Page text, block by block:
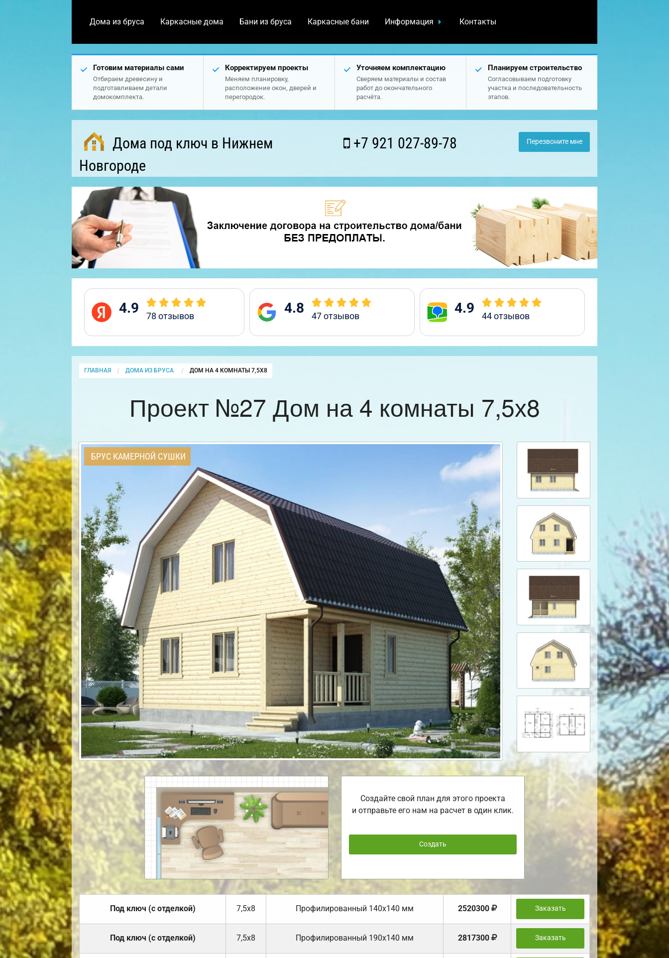
Дома из бруса Каркасные дома Бани из бруса Каркасные бани Информация Контакты
Готовим материалы сами
Отбираем древесину и
подготавливаем детали
домокомплекта.
Корректируем проекты
Меняем планировку,
расположение окон, дверей и
перегородок.
Уточняем комплектацию
Сверяем материалы и состав
работ до окончательного
расчёта.
Планируем строительство
Согласовываем подготовку
участка и последовательность
этапов.
Дома под ключ в Нижнем
Новгороде
+7 921 027-89-78 Перезвоните мне
4.9 78 отзывов 4.8 47отзывов 4.9 44отзывов
ГЛАВНАЯ ДОМА ИЗ БРУСА CURRENT:
ДОМ НА 4 КОМНАТЫ 7,5Х8
Проект №27 Дом на 4 комнаты 7,5х8
БРУС КАМЕРНОЙ СУШКИ
Создайте свой план для этого проекта
и отправьте его нам на расчет в один клик.
Создать
Под ключ (с отделкой) 7,5х8 Профилированный 140х140 мм 2520300 Заказать
Под ключ (с отделкой) 7,5х8 Профилированный 190х140 мм 2817300 Заказать